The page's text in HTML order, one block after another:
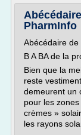
PharmInfo
Abécédaire
B A BA de la
Bien que la
reste
demeurent un
pour les
crèmes »
les rayons